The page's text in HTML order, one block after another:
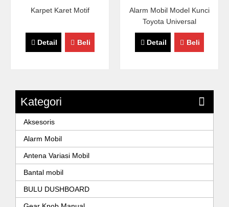
Karpet Karet Motif
Detail Beli
Alarm Mobil Model Kunci
Toyota Universal
Detail Beli
Kategori
Aksesoris
Alarm Mobil
Antena Variasi Mobil
Bantal mobil
BULU DUSHBOARD